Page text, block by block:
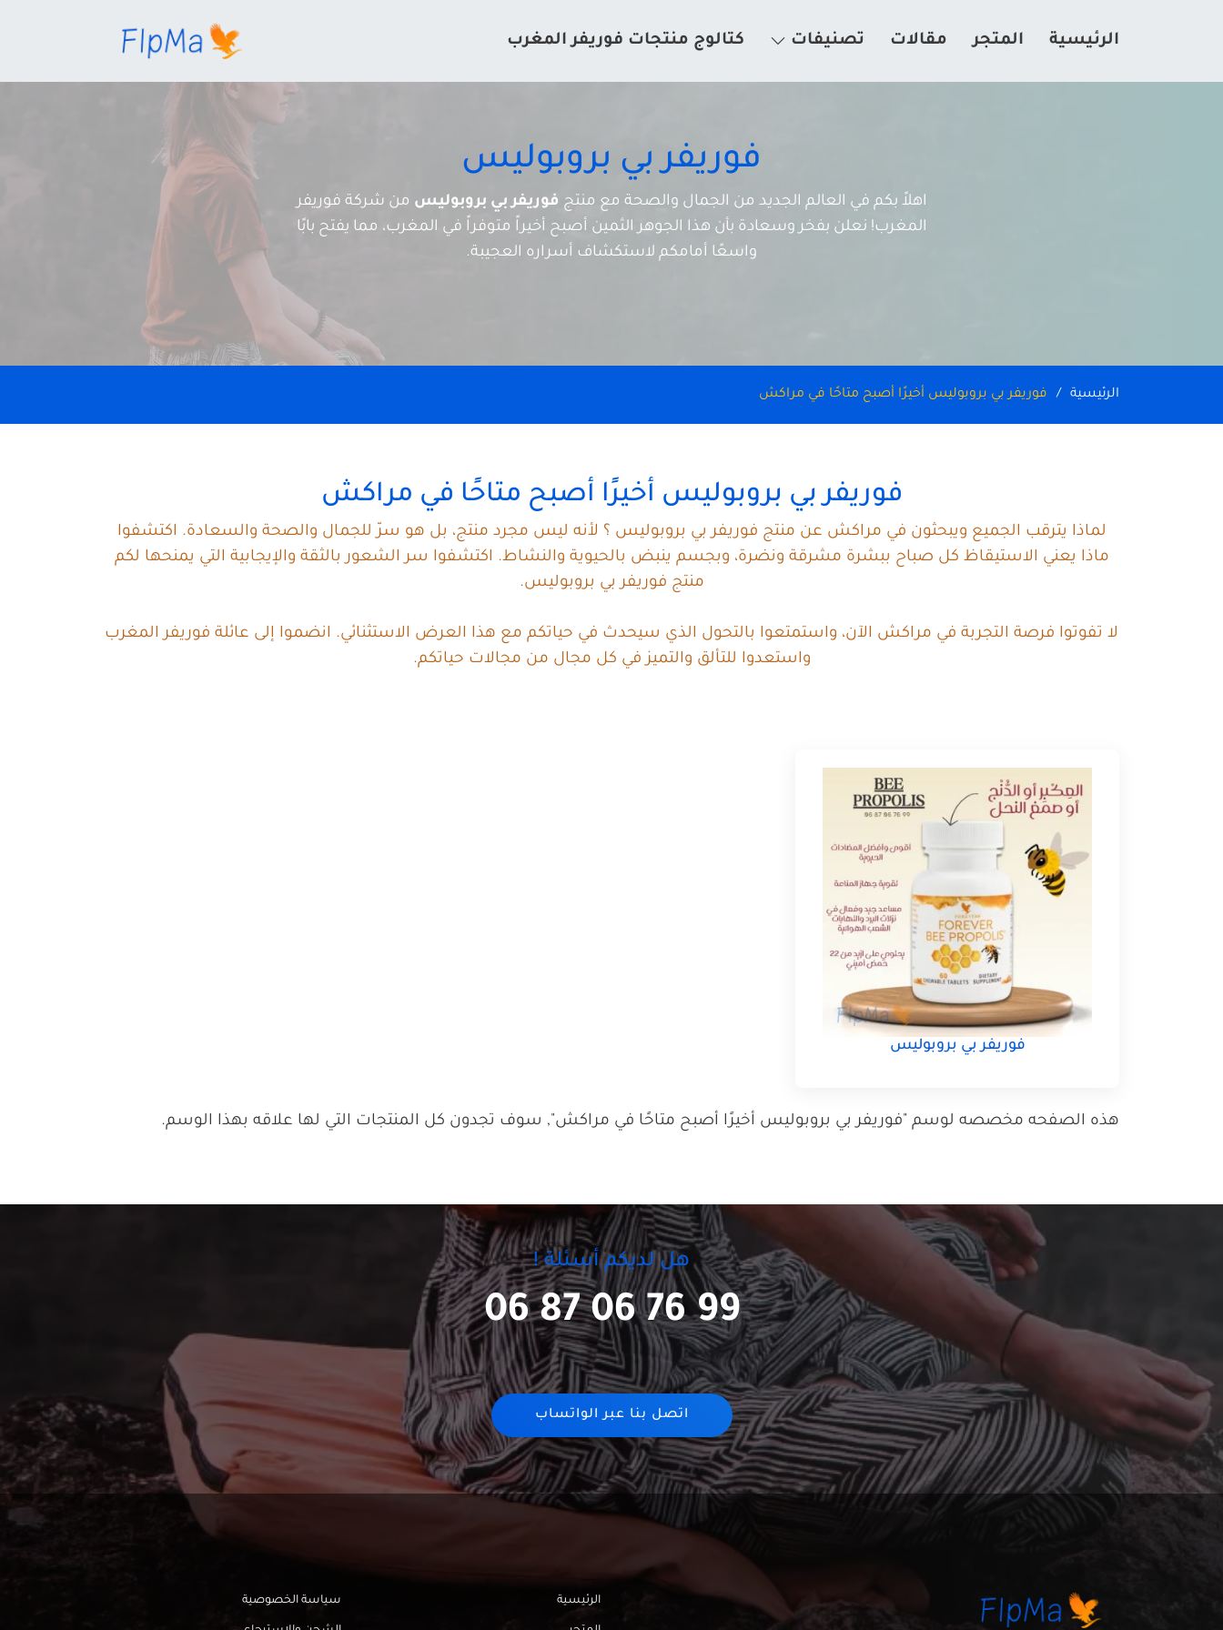
الرئيسية المتجر مقالات تصنيفات كتالوج منتجات فوريفر المغرب
فوريفر بي بروبوليس
اهلاً بكم في العالم الجديد من الجمال والصحة مع منتج فوريفر بي بروبوليس من شركة فوريفر
المغرب! نعلن بفخر وسعادة بأن هذا الجوهر الثمين أصبح أخيراً متوفراً في المغرب، مما يفتح بابًا
واسعًا أمامكم لاستكشاف أسراره العجيبة.
الرئيسية فوريفر بي بروبوليس أخيرًا أصبح متاحًا في مراكش
فوريفر بي بروبوليس أخيرًا أصبح متاحًا في مراكش
لماذا يترقب الجميع ويبحثون في مراكش عن منتج فوريفر بي بروبوليس ؟ لأنه ليس مجرد منتج، بل هو سرّ للجمال والصحة والسعادة. اكتشفوا
ماذا يعني الاستيقاظ كل صباح ببشرة مشرقة ونضرة، وبجسم ينبض بالحيوية والنشاط. اكتشفوا سر الشعور بالثقة والإيجابية التي يمنحها لكم
منتج فوريفر بي بروبوليس.
لا تفوتوا فرصة التجربة في مراكش الآن، واستمتعوا بالتحول الذي سيحدث في حياتكم مع هذا العرض الاستثنائي. انضموا إلى عائلة فوريفر المغرب
واستعدوا للتألق والتميز في كل مجال من مجالات حياتكم.
فوريفر بي بروبوليس
هذه الصفحه مخصصه لوسم "فوريفر بي بروبوليس أخيرًا أصبح متاحًا في مراكش", سوف تجدون كل المنتجات التي لها علاقه بهذا الوسم.
هل لديكم أسئلة !
06 87 06 76 99
اتصل بنا عبر الواتساب
الرئيسية سياسة الخصوصية